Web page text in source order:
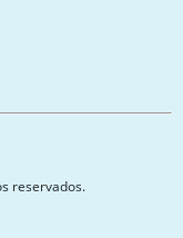
reservados.